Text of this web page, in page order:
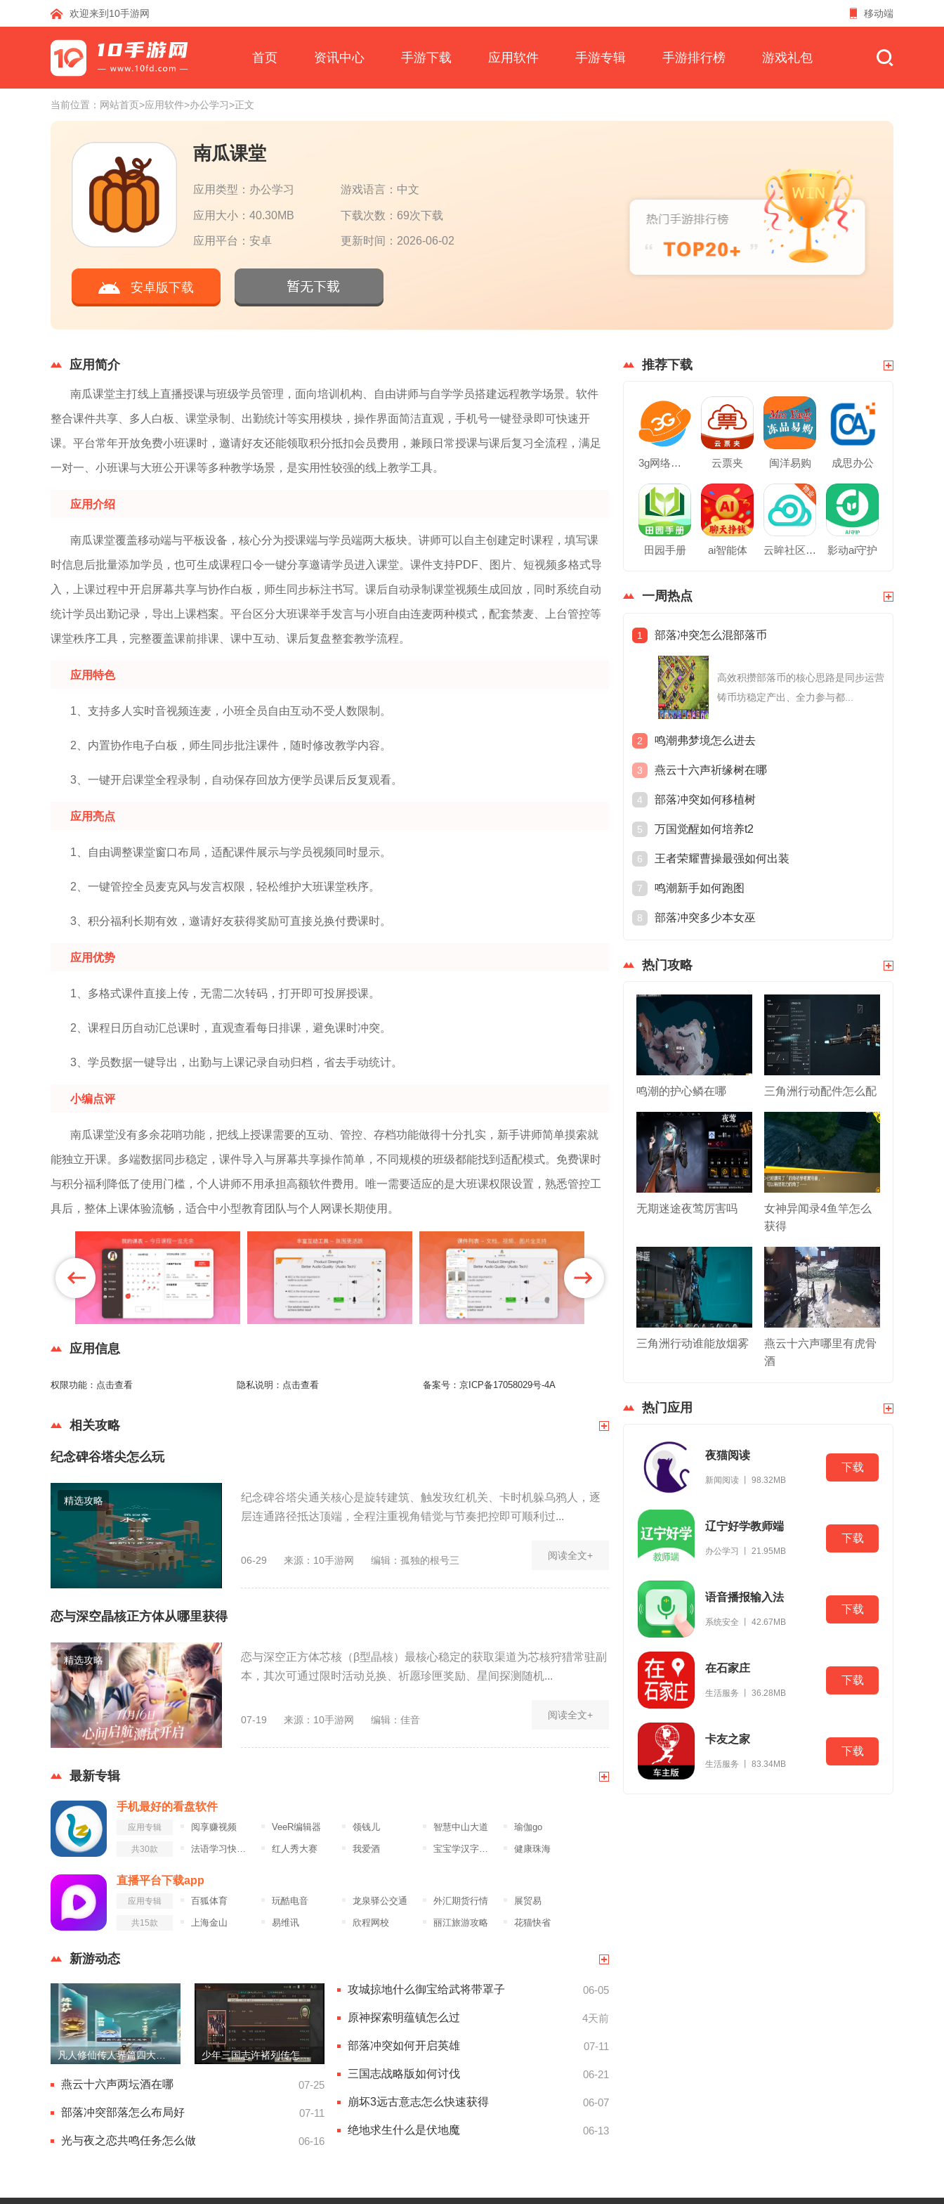
欢迎来到10手游网 移动端
首页 资讯中心 手游下载 应用软件 手游专辑 手游排行榜 游戏礼包
当前位置： 网站首页>应用软件>办公学习>正文
南瓜课堂
应用类型：办公学习 游戏语言：中文
应用大小：40.30MB 下载次数：69次下载
应用平台：安卓 更新时间：2026-06-02
安卓版下载
应用简介
南瓜课堂主打线上直播授课与班级学员管理，面向培训机构、自由讲师与自学学员搭建远程教学场景。软件
整合课件共享、多人白板、课堂录制、出勤统计等实用模块，操作界面简洁直观，手机号一键登录即可快速开
课。平台常年开放免费小班课时，邀请好友还能领取积分抵扣会员费用，兼顾日常授课与课后复习全流程，满足
一对一、小班课与大班公开课等多种教学场景，是实用性较强的线上教学工具。
应用介绍
南瓜课堂覆盖移动端与平板设备，核心分为授课端与学员端两大板块。讲师可以自主创建定时课程，填写课
时信息后批量添加学员，也可生成课程口令一键分享邀请学员进入课堂。课件支持PDF、图片、短视频多格式导
入，上课过程中开启屏幕共享与协作白板，师生同步标注书写。课后自动录制课堂视频生成回放，同时系统自动
统计学员出勤记录，导出上课档案。平台区分大班课举手发言与小班自由连麦两种模式，配套禁麦、上台管控等
课堂秩序工具，完整覆盖课前排课、课中互动、课后复盘整套教学流程。
应用特色
1、支持多人实时音视频连麦，小班全员自由互动不受人数限制。
2、内置协作电子白板，师生同步批注课件，随时修改教学内容。
3、一键开启课堂全程录制，自动保存回放方便学员课后反复观看。
应用亮点
1、自由调整课堂窗口布局，适配课件展示与学员视频同时显示。
2、一键管控全员麦克风与发言权限，轻松维护大班课堂秩序。
3、积分福利长期有效，邀请好友获得奖励可直接兑换付费课时。
应用优势
1、多格式课件直接上传，无需二次转码，打开即可投屏授课。
2、课程日历自动汇总课时，直观查看每日排课，避免课时冲突。
3、学员数据一键导出，出勤与上课记录自动归档，省去手动统计。
小编点评
南瓜课堂没有多余花哨功能，把线上授课需要的互动、管控、存档功能做得十分扎实，新手讲师简单摸索就
能独立开课。多端数据同步稳定，课件导入与屏幕共享操作简单，不同规模的班级都能找到适配模式。免费课时
与积分福利降低了使用门槛，个人讲师不用承担高额软件费用。唯一需要适应的是大班课权限设置，熟悉管控工
具后，整体上课体验流畅，适合中小型教育团队与个人网课长期使用。
应用信息
权限功能： 点击查看 隐私说明： 点击查看 备案号： 京ICP备17058029号-4A
相关攻略
纪念碑谷塔尖怎么玩
精选攻略
纪念碑谷塔尖通关核心是旋转建筑、触发玫红机关、卡时机躲乌鸦人，逐
层连通路径抵达顶端，全程注重视角错觉与节奏把控即可顺利过...
06-29 来源：10手游网 编辑：孤独的根号三 阅读全文+
恋与深空晶核正方体从哪里获得
精选攻略
恋与深空正方体芯核（β型晶核）最核心稳定的获取渠道为芯核狩猎常驻副
本，其次可通过限时活动兑换、祈愿珍匣奖励、星间探测随机...
07-19 来源：10手游网 编辑：佳音 阅读全文+
最新专辑
手机最好的看盘软件
应用专辑 阅享赚视频 VeeR编辑器 领钱儿 智慧中山大道 瑜伽go
共30款 法语学习快速入门 红人秀大赛 我爱酒 宝宝学汉字幼儿版 健康珠海
直播平台下载app
应用专辑 百狐体育 玩酷电音 龙泉驿公交通 外汇期货行情 展贸易
共15款 上海金山 易维讯 欣程网校 丽江旅游攻略 花猫快省
新游动态
凡人修仙传人界篇四大宗门选哪个 少年三国志许褚列传怎么过
燕云十六声两坛酒在哪 07-25
部落冲突部落怎么布局好 07-11
光与夜之恋共鸣任务怎么做 06-16
攻城掠地什么御宝给武将带罩子 06-05
原神探索明蕴镇怎么过 4天前
部落冲突如何开启英雄 07-11
三国志战略版如何讨伐 06-21
崩坏3远古意志怎么快速获得 06-07
绝地求生什么是伏地魔 06-13
推荐下载
3g网络电话 云票夹 闽洋易购 成思办公
田园手册 ai智能体 云眸社区物业版 影动ai守护
一周热点
1 部落冲突怎么混部落币
高效积攒部落币的核心思路是同步运营
铸币坊稳定产出、全力参与都...
2 鸣潮弗梦境怎么进去
3 燕云十六声祈缘树在哪
4 部落冲突如何移植树
5 万国觉醒如何培养t2
6 王者荣耀曹操最强如何出装
7 鸣潮新手如何跑图
8 部落冲突多少本女巫
热门攻略
鸣潮的护心鳞在哪 三角洲行动配件怎么配
无期迷途夜莺厉害吗
女神异闻录4鱼竿怎么
获得
三角洲行动谁能放烟雾
燕云十六声哪里有虎骨
酒
热门应用
夜猫阅读
新闻阅读 丨 98.32MB
下载
辽宁好学教师端
办公学习 丨 21.95MB
下载
语音播报输入法
系统安全 丨 42.67MB
下载
在石家庄
生活服务 丨 36.28MB
下载
卡友之家
生活服务 丨 83.34MB
下载